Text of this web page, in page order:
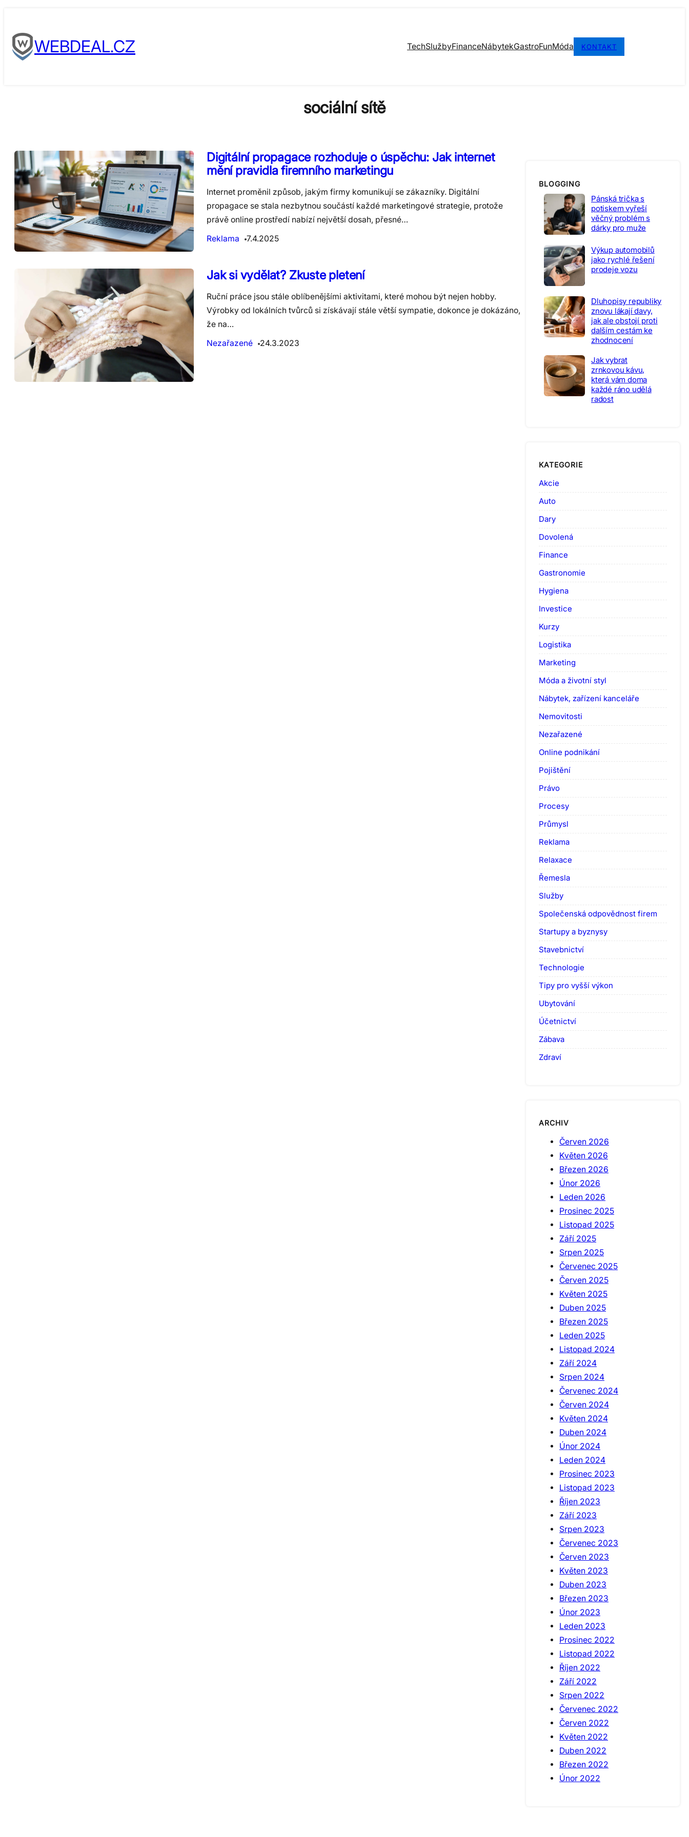
contentWEBDEAL.CZ TechSlužbyFinanceNábytekGastroFunMóda KONTAKT
sociální sítě
Digitální propagace rozhoduje o úspěchu: Jak internet
mění pravidla firemního marketingu
Internet proměnil způsob, jakým firmy komunikují se zákazníky. Digitální
propagace se stala nezbytnou součástí každé marketingové strategie, protože
právě online prostředí nabízí největší dosah, přesné…
Reklama
7.4.2025
Jak si vydělat? Zkuste pletení
Ruční práce jsou stále oblíbenějšími aktivitami, které mohou být nejen hobby.
Výrobky od lokálních tvůrců si získávají stále větší sympatie, dokonce je dokázáno,
že na…
Nezařazené
24.3.2023
BLOGGING
Pánská trička s
potiskem vyřeší
věčný problém s
dárky pro muže
Výkup automobilů
jako rychlé řešení
prodeje vozu
Dluhopisy republiky
znovu lákají davy,
jak ale obstojí proti
dalším cestám ke
zhodnocení
Jak vybrat
zrnkovou kávu,
která vám doma
každé ráno udělá
radost
KATEGORIE
Akcie
Auto
Dary
Dovolená
Finance
Gastronomie
Hygiena
Investice
Kurzy
Logistika
Marketing
Móda a životní styl
Nábytek, zařízení kanceláře
Nemovitosti
Nezařazené
Online podnikání
Pojištění
Právo
Procesy
Průmysl
Reklama
Relaxace
Řemesla
Služby
Společenská odpovědnost firem
Startupy a byznysy
Stavebnictví
Technologie
Tipy pro vyšší výkon
Ubytování
Účetnictví
Zábava
Zdraví
ARCHIV
Červen 2026
Květen 2026
Březen 2026
Únor 2026
Leden 2026
Prosinec 2025
Listopad 2025
Září 2025
Srpen 2025
Červenec 2025
Červen 2025
Květen 2025
Duben 2025
Březen 2025
Leden 2025
Listopad 2024
Září 2024
Srpen 2024
Červenec 2024
Červen 2024
Květen 2024
Duben 2024
Únor 2024
Leden 2024
Prosinec 2023
Listopad 2023
Říjen 2023
Září 2023
Srpen 2023
Červenec 2023
Červen 2023
Květen 2023
Duben 2023
Březen 2023
Únor 2023
Leden 2023
Prosinec 2022
Listopad 2022
Říjen 2022
Září 2022
Srpen 2022
Červenec 2022
Červen 2022
Květen 2022
Duben 2022
Březen 2022
Únor 2022